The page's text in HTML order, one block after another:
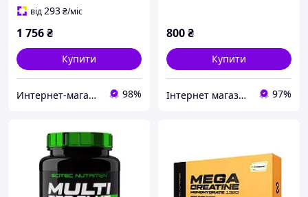
від293₴/міс
1 756₴
Купити
Интернет-магазин «SPORT MANIA» 98%
800₴
Купити
Інтернет магазин "АТОМ СПОРТ" 97%